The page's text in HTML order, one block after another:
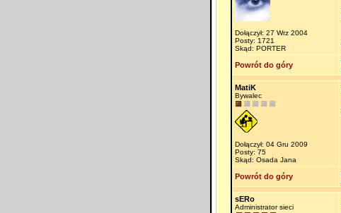
Dołączył: 27 Wrz 2004
Posty: 1721
Skąd: PORTER
Powrót do góry
MatiK
Bywalec
Dołączył: 04 Gru 2009
Posty: 75
Skąd: Osada Jana
Powrót do góry
sERo
Administrator sieci